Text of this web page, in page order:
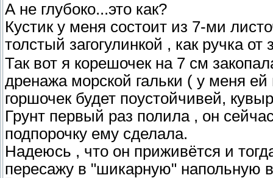
А не глубоко...это как?
Кустик у меня состоит из 7-ми
толстый загогулинкой , как ручка от
Так вот я корешочек на 7 см
дренажа морской гальки ( у меня
горшочек будет поустойчивей,
Грунт первый раз полила , он
подпорочку ему сделала.
Надеюсь , что он приживётся и
пересажу в "шикарную" напольную